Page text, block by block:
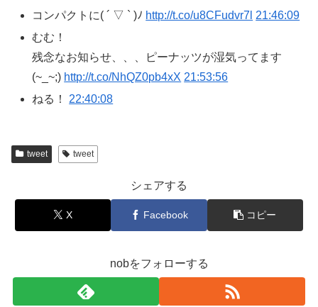
コンパクトに( ´ ▽ ` )ﾉ http://t.co/u8CFudvr7l 21:46:09
むむ！
残念なお知らせ、、、ピーナッツが湿気ってます
(~_~;) http://t.co/NhQZ0pb4xX 21:53:56
ねる！ 22:40:08
tweet tweet
シェアする
X Facebook コピー
nobをフォローする